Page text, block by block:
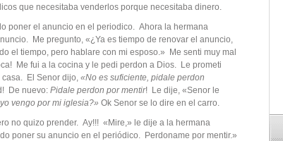
que necesitaba venderlos porque necesitaba dinero.
poner el anuncio en el periodico. Ahora la hermana
Me pregunto, «¿Ya es tiempo de renovar el anuncio,
el tiempo, pero hablare con mi esposo.» Me senti muy mal
Me fui a la cocina y le pedi perdon a Dios. Le prometi
casa. El Senor dijo, «No es suficiente, pidale perdon
De nuevo: Pidale perdon por mentir! Le dije, «Senor le
vengo por mi iglesia?» Ok Senor se lo dire en el carro.
no quizo prender. Ay!!! «Mire,» le dije a la hermana
poner su anuncio en el periódico. Perdoname por mentir.»